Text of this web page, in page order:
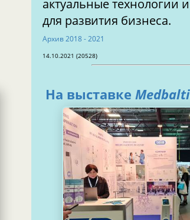
актуальные технологии
для развития бизнеса.
Архив 2018 - 2021
14.10.2021 (20528)
На выставке